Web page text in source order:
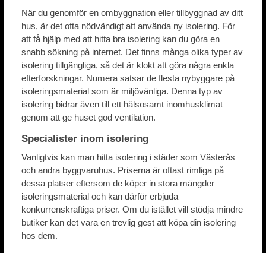
När du genomför en ombyggnation eller tillbyggnad av ditt
hus, är det ofta nödvändigt att använda ny isolering. För
att få hjälp med att hitta bra isolering kan du göra en
snabb sökning på internet. Det finns många olika typer av
isolering tillgängliga, så det är klokt att göra några enkla
efterforskningar. Numera satsar de flesta nybyggare på
isoleringsmaterial som är miljövänliga. Denna typ av
isolering bidrar även till ett hälsosamt inomhusklimat
genom att ge huset god ventilation.
Specialister inom isolering
Vanligtvis kan man hitta isolering i städer som Västerås
och andra byggvaruhus. Priserna är oftast rimliga på
dessa platser eftersom de köper in stora mängder
isoleringsmaterial och kan därför erbjuda
konkurrenskraftiga priser. Om du istället vill stödja mindre
butiker kan det vara en trevlig gest att köpa din isolering
hos dem.